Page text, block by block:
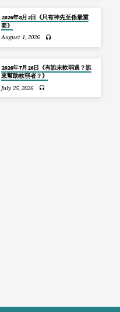
2026年8月2日《只有神先至係最重
要》
August 1, 2026
2026年7月26日《有誰未軟弱過？誰
來幫助軟弱者？》
July 25, 2026